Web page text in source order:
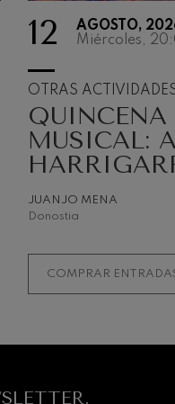
12
AGOSTO,
Miércoles,
OTRAS
QUINCENA
MUSICAL:
JUANJO MENA
Donostia
COMPRAR